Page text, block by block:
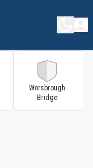
Worsbrough
Bridge